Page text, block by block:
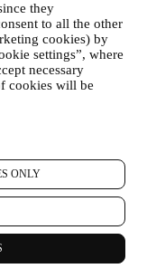
they
to all the other
cookies) by
settings”, where
necessary
cookies will be
ONLY
finalità:
LEGALI
dati che vi riguardano
di autorità.
LE CREUSET
Le Creuset
riservati agli utenti
servizi, quali, un
più indirizzi di
Tale attività di